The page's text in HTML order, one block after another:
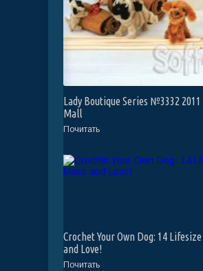
Lady Boutique Series №3332
Mall
Почитать
Crochet Your Own Dog: 14
and Love!
Почитать